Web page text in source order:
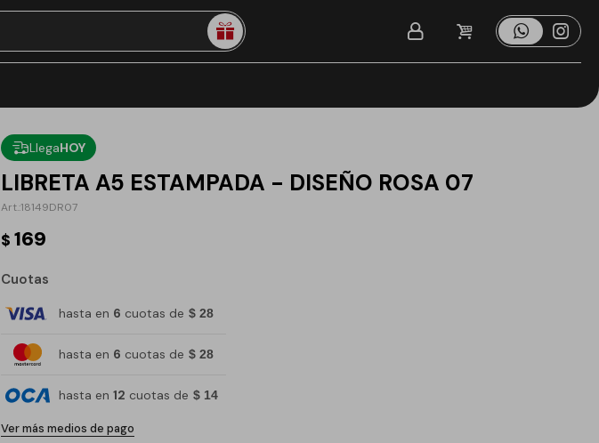
LlegaHOY
LIBRETA A5 ESTAMPADA - DISEÑO ROSA 07
18149DR07
$ 169
Cuotas
hasta en 6 cuotas de $ 28
hasta en 6 cuotas de $ 28
hasta en 12 cuotas de $ 14
Ver más medios de pago